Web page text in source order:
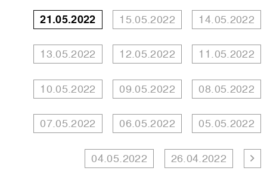
21.05.2022 15.05.2022 14.05.2022
13.05.2022 12.05.2022 11.05.2022
10.05.2022 09.05.2022 08.05.2022
07.05.2022 06.05.2022 05.05.2022
04.05.2022 26.04.2022